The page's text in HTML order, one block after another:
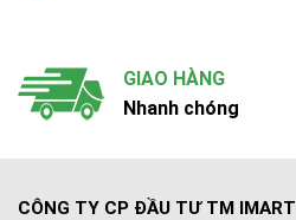
GIAO HÀNG
Nhanh chóng
CÔNG TY CP ĐẦU TƯ TM IMART